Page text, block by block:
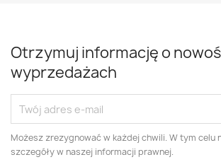
Otrzymuj informację o
wyprzedażach
Możesz zrezygnować w każdej chwili. W tym celu
szczegóły w naszej informacji prawnej.